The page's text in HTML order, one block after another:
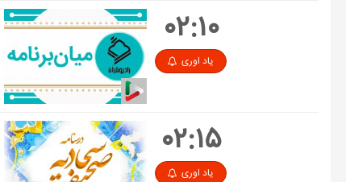
۰۲:۱۰
یاد اوری
۰۲:۱۵
یاد اوری